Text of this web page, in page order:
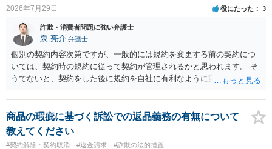
2026年7月29日 役にたった 3
詐欺・消費者問題に強い弁護士
泉 亮介 弁護士
個別の契約内容次第ですが、一般的には規約を変更する前の契約につ
いては、契約時の規約に従って契約が管理されるかと思われます。 そ
うでないと、契約をした後に規約を自社に有利なように変更し、それ
る場合があるかと思われます。
商品の瑕疵に基づく訴訟での返品義務の有無について
教えてください
#契約解除・契約取消 #返金請求 #詐欺の法的措置